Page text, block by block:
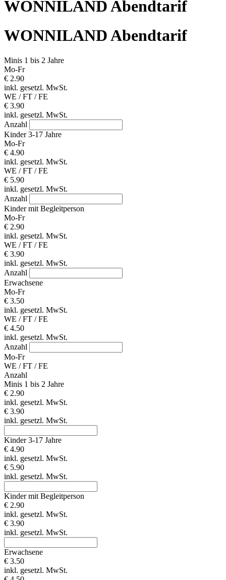
WONNILAND Abendtarif
WONNILAND Abendtarif
Minis 1 bis 2 Jahre
Mo-Fr
€ 2.90
inkl. gesetzl. MwSt.
WE / FT / FE
€ 3.90
inkl. gesetzl. MwSt.
Anzahl
Kinder 3-17 Jahre
Mo-Fr
€ 4.90
inkl. gesetzl. MwSt.
WE / FT / FE
€ 5.90
inkl. gesetzl. MwSt.
Anzahl
Kinder mit Begleitperson
Mo-Fr
€ 2.90
inkl. gesetzl. MwSt.
WE / FT / FE
€ 3.90
inkl. gesetzl. MwSt.
Anzahl
Erwachsene
Mo-Fr
€ 3.50
inkl. gesetzl. MwSt.
WE / FT / FE
€ 4.50
inkl. gesetzl. MwSt.
Anzahl
Mo-Fr
WE / FT / FE
Anzahl
Minis 1 bis 2 Jahre
€ 2.90
inkl. gesetzl. MwSt.
€ 3.90
inkl. gesetzl. MwSt.
Kinder 3-17 Jahre
€ 4.90
inkl. gesetzl. MwSt.
€ 5.90
inkl. gesetzl. MwSt.
Kinder mit Begleitperson
€ 2.90
inkl. gesetzl. MwSt.
€ 3.90
inkl. gesetzl. MwSt.
Erwachsene
€ 3.50
inkl. gesetzl. MwSt.